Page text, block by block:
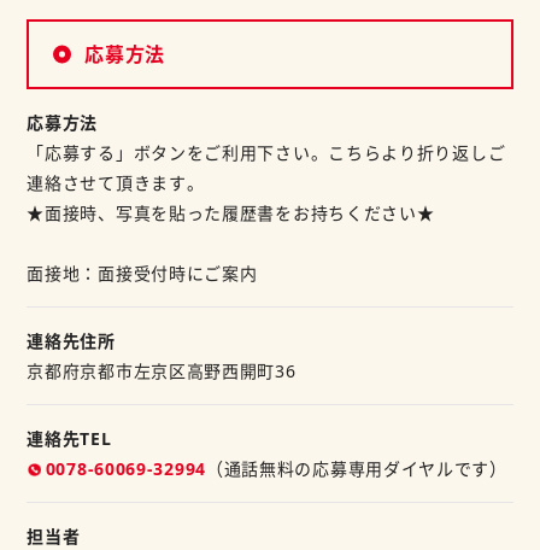
応募方法
応募方法
「応募する」ボタンをご利用下さい。こちらより折り返しご
連絡させて頂きます。
★面接時、写真を貼った履歴書をお持ちください★
面接地：面接受付時にご案内
連絡先住所
京都府京都市左京区高野西開町36
連絡先TEL
0078-60069-32994 （通話無料の応募専用ダイヤルです）
担当者